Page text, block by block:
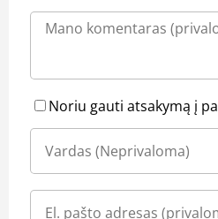
Noriu gauti atsakymą į